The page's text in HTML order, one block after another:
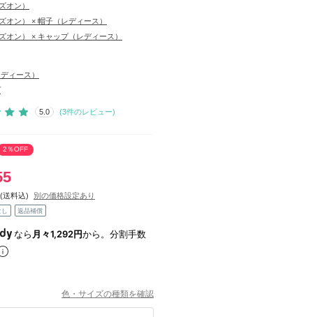
オン）
オン） × 帽子（レディース）
オン） × キャップ（レディース）
ィース）
5.0 (3件のレビュー)
2％OFF
送料込) 別の価格設定あり
返品補償
なら月々1,292円から。分割手数
色・サイズの種類を確認